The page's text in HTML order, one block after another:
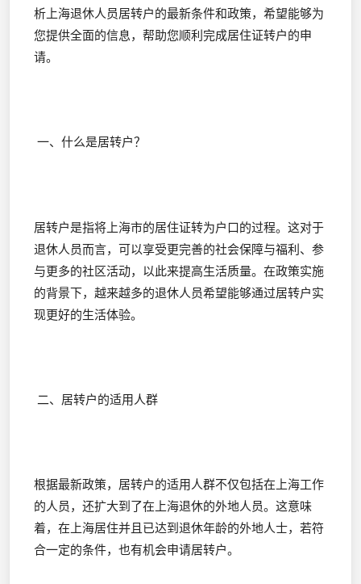
析上海退休人员居转户的最新条件和政策，希望能够为
您提供全面的信息，帮助您顺利完成居住证转户的申
请。
一、什么是居转户？
居转户是指将上海市的居住证转为户口的过程。这对于
退休人员而言，可以享受更完善的社会保障与福利、参
与更多的社区活动，以此来提高生活质量。在政策实施
的背景下，越来越多的退休人员希望能够通过居转户实
现更好的生活体验。
二、居转户的适用人群
根据最新政策，居转户的适用人群不仅包括在上海工作
的人员，还扩大到了在上海退休的外地人员。这意味
着，在上海居住并且已达到退休年龄的外地人士，若符
合一定的条件，也有机会申请居转户。